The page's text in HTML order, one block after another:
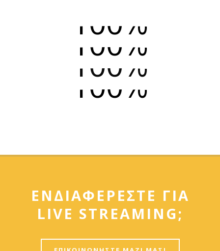
100%
ΑΞΙΟΠΙΣΤΙΑ
100%
ΕΠΑΓΓΕΛΜΑΤΙΣΜΟΣ
100%
ΥΠΟΣΤΗΡΙΞΗ
100%
ΕΝΔΙΑΦΕΡΕΣΤΕ ΓΙΑ
LIVE STREAMING;